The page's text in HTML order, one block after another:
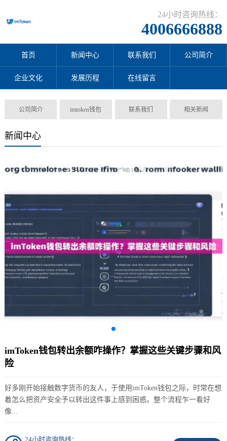
24小时咨询热线：
4006666888
首页 新闻中心 联系我们 公司简介
企业文化 发展历程 在线留言
公司简介 imtoken钱包 联系我们 相关新闻
新闻中心
imToken钱包转出余额咋操作？掌握这些关键步骤和风
险
好多刚开始接触数字货币的友人，于使用imToken钱包之际，时常在想
着怎么把资产安全予以转出这件事上感到困惑。整个流程乍一看好
像...
24小时咨询热线：